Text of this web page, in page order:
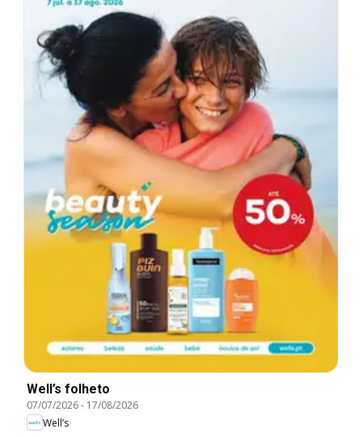
Well’s folheto
07/07/2026- 17/08/2026
Well’s